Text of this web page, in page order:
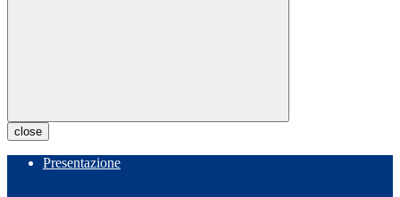
close
Presentazione